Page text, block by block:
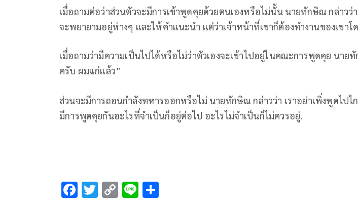
เมื่อถามต่อว่าส่วนตัวจะมีการเข้าพูดคุยด้วยตนเองหรือไม่นั้น นายทักษิณ กล่าวว่
จะพยายามอยู่ห่างๆ และให้คำแนะนำ แต่ว่าเจ้าหน้าที่เขาก็ต้องทำงานของเขาโ
เมื่อถามว่ามีความเป็นไปได้หรือไม่ว่าตัวเองจะเข้าไปอยู่ในคณะการพูดคุย นาย
ครับ ผมแก่แล้ว”
ส่วนจะมีการถอนกำลังทหารออกหรือไม่ นายทักษิณ กล่าวว่า เราอย่าเพิ่งพูดไปไ
มีการพูดคุยกันอะไรที่จำเป็นก็อยู่ต่อไป อะไรไม่จำเป็นก็ไม่ควรอยู่.
F T C Li